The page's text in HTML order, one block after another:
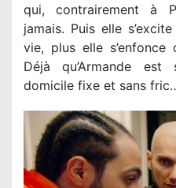
qui, contrairement à
jamais. Puis elle
vie, plus elle s’enfonce
Déjà qu’Armande
domicile fixe et sans